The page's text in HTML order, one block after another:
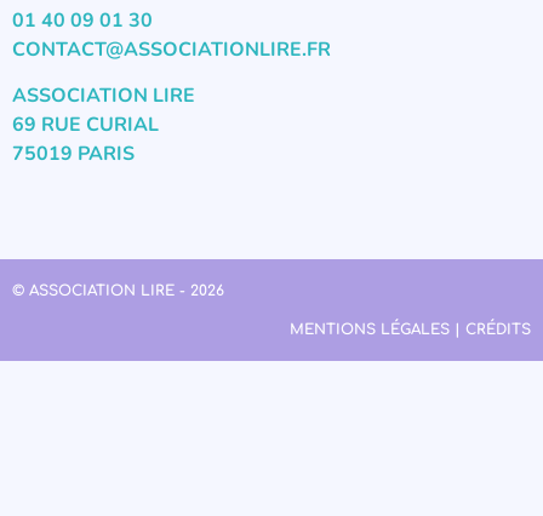
01 40 09 01 30
CONTACT@ASSOCIATIONLIRE.FR
ASSOCIATION LIRE
69 RUE CURIAL
75019 PARIS
© ASSOCIATION LIRE - 2026
MENTIONS LÉGALES | CRÉDITS